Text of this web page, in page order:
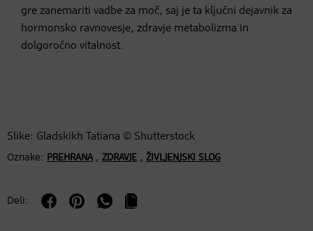
gre zanemariti vadbe za moč, saj je ta ključni dejavnik za
hormonsko ravnovesje, zdravje metabolizma in
dolgoročno vitalnost.
Slike: Gladskikh Tatiana © Shutterstock
Oznake: PREHRANA, ZDRAVJE , ŽIVLJENJSKI SLOG
Deli: